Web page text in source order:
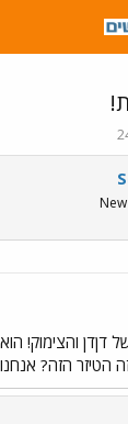
דןדן והצימוק!
הטיזר הזה?